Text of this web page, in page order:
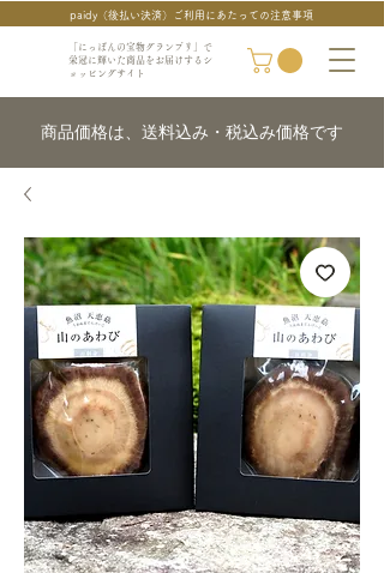
「にっぽんの宝物グランプリ」で
栄冠に輝いた商品をお届けするシ
ョッピングサイト
paidy（後払い決済）ご利用にあたっての注意事項
商品価格は、送料込み・税込み価格です